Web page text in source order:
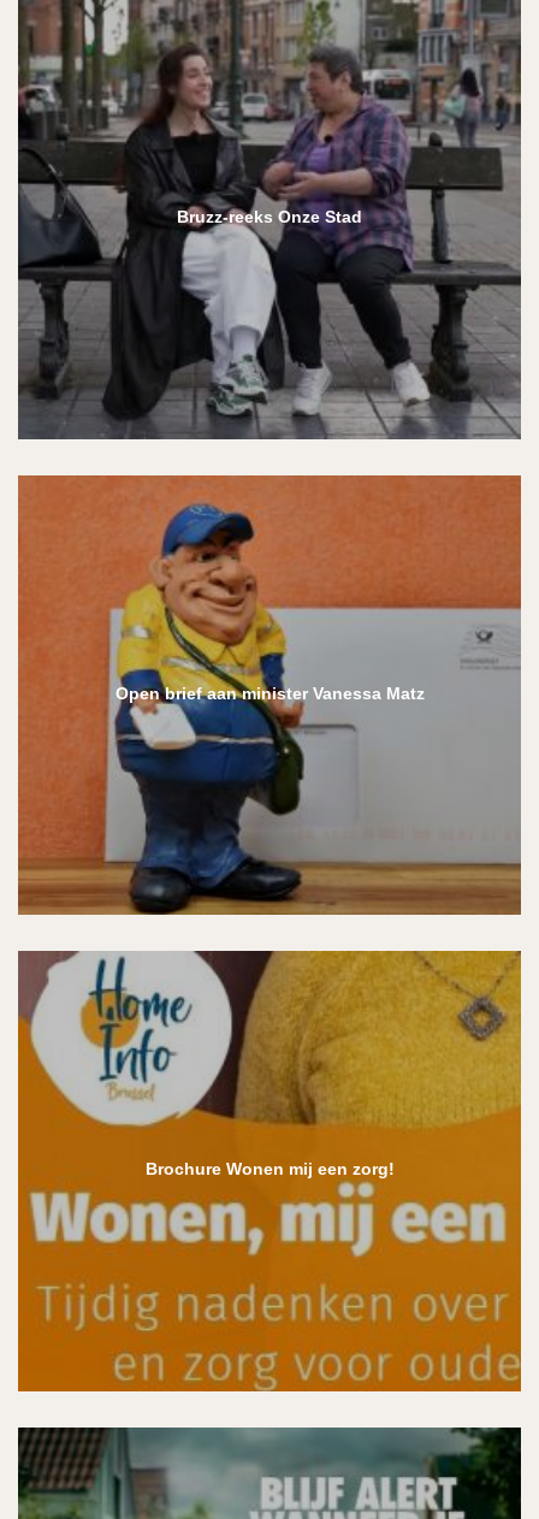
Bruzz-reeks Onze Stad
Open brief aan minister Vanessa Matz
Brochure Wonen mij een zorg!